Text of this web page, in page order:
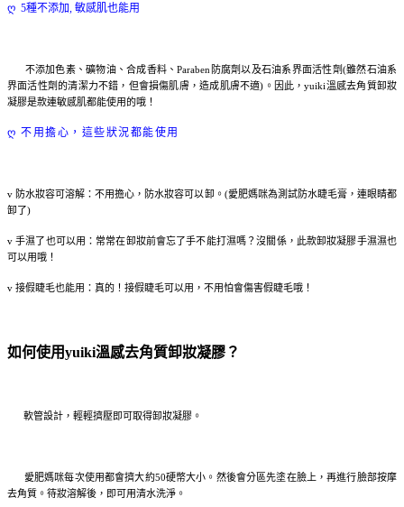
ღ 5種不添加, 敏感肌也能用
不添加色素、礦物油、合成香料、Paraben防腐劑以及石油系界面活性劑(雖然石油系
界面活性劑的清潔力不錯，但會損傷肌膚，造成肌膚不適)。因此，yuiki溫感去角質卸妝
凝膠是款連敏感肌都能使用的哦！
ღ 不用擔心，這些狀況都能使用
v 防水妝容可溶解：不用擔心，防水妝容可以卸。(愛肥媽咪為測試防水睫毛膏，連眼睛都
卸了)
v 手濕了也可以用：常常在卸妝前會忘了手不能打濕嗎？沒關係，此款卸妝凝膠手濕濕也
可以用哦！
v 接假睫毛也能用：真的！接假睫毛可以用，不用怕會傷害假睫毛哦！
如何使用yuiki溫感去角質卸妝凝膠？
軟管設計，輕輕擠壓即可取得卸妝凝膠。
愛肥媽咪每次使用都會擠大約50硬幣大小。然後會分區先塗在臉上，再進行臉部按摩
去角質。待妝溶解後，即可用清水洗淨。